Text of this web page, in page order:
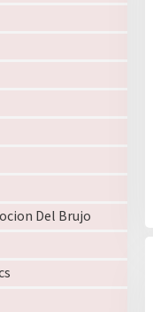
Del Brujo